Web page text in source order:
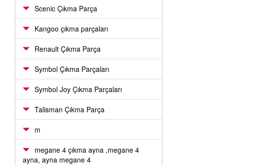
Scenic Çıkma Parça
Kangoo çıkma parçaları
Renault Çıkma Parça
Symbol Çıkma Parçaları
Symbol Joy Çıkma Parçaları
Talisman Çıkma Parça
m
megane 4 çıkma ayna ,megane 4
ayna, ayna megane 4